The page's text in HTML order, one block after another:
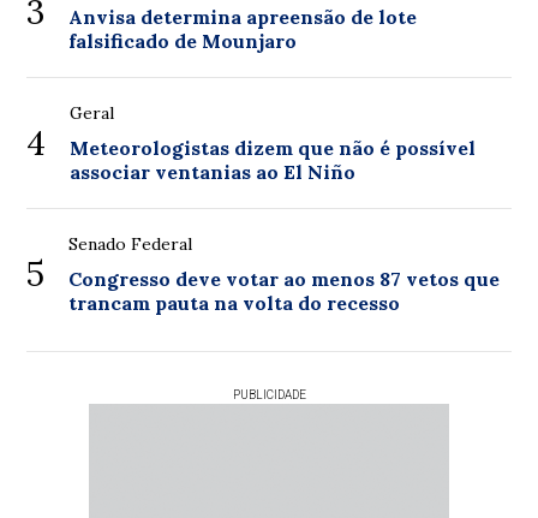
3
Anvisa determina apreensão de lote
falsificado de Mounjaro
4
Geral
Meteorologistas dizem que não é possível
associar ventanias ao El Niño
5
Senado Federal
Congresso deve votar ao menos 87 vetos que
trancam pauta na volta do recesso
PUBLICIDADE